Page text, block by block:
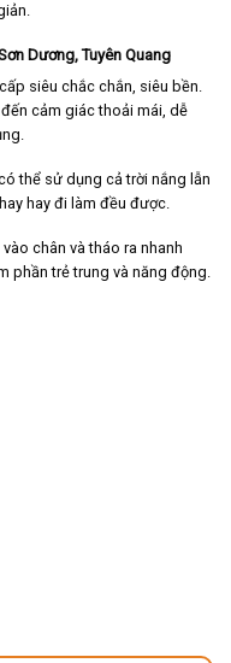
Dương, Tuyên Quang
siêu chắc chắn, siêu bền.
cảm giác thoải mái, dễ
thể sử dụng cả trời nắng lẫn
hay đi làm đều được.
chân và tháo ra nhanh
phần trẻ trung và năng động.